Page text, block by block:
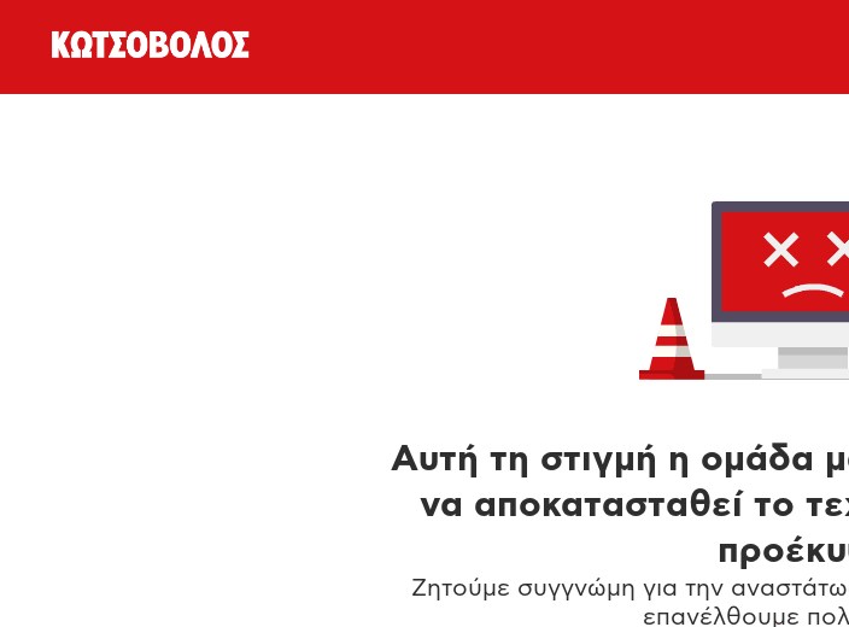
Αυτή τη στιγμή η ομάδα
να αποκατασταθεί το
Ζητούμε συγγνώμη για την
επανέλθουμε